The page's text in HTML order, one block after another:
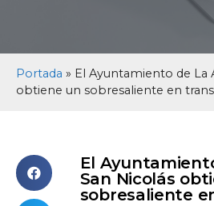
Portada » El Ayuntamiento de La
obtiene un sobresaliente en
El
San Nicolás
sobresaliente